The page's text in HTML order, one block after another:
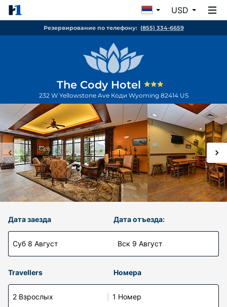
USD
Резервирование по телефону: (855) 334-6659
The Cody Hotel
232 W Yellowstone Ave Коди Wyoming 82414 US
Дата заезда
Суб 8 Август
Дата отъезда:
Вск 9 Август
Travellers Номера
2 Взрослых 1 Номер